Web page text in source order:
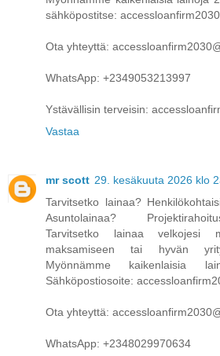
sähköpostitse:
Ota yhteyttä:
WhatsApp: +2349053213997
Ystävällisin terveisin:
Vastaa
mr scott 29. kesäkuuta 2026 klo
Tarvitsetko lainaa?
Asuntolainaa?
Tarvitsetko lainaa velkojesi
maksamiseen tai hyvän
Myönnämme kaikenlaisia
Sähköpostiosoite:
Ota yhteyttä:
WhatsApp: +2348029970634